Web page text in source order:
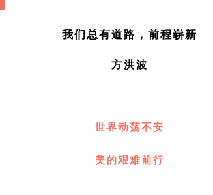
我们总有道路，前程崭新
方洪波
世界动荡不安
美的艰难前行